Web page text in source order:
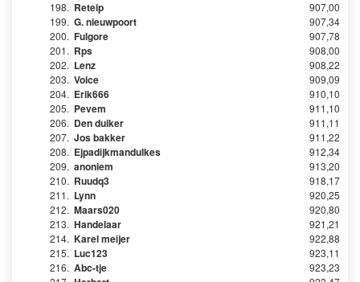
198. Reteip
907,00
199. G. nieuwpoort
907,34
200. Fulgore
907,78
201. Rps
908,00
202. Lenz
908,22
203. Voice
909,09
204. Erik666
910,10
205. Pevem
911,10
206. Den duiker
911,11
207. Jos bakker
911,22
208. Ejpadijkmandulkes
912,34
209. anoniem
913,20
210. Ruudq3
918,17
211. Lynn
920,25
212. Maars020
920,80
213. Handelaar
921,21
214. Karel meijer
922,88
215. Luc123
923,11
216. Abc-tje
923,23